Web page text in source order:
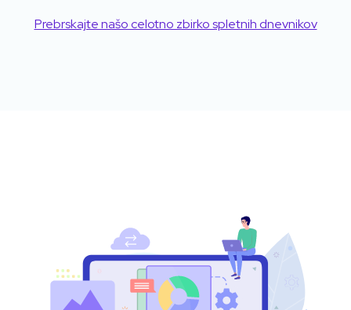
Prebrskajte našo celotno zbirko spletnih dnevnikov